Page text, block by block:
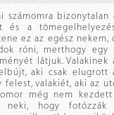
számomra
és a
ez az egész nekem,
róni, merthogy egy
látjuk. Valakinek
aki csak elugrott
valakiét, aki az
még nem
neki, hogy